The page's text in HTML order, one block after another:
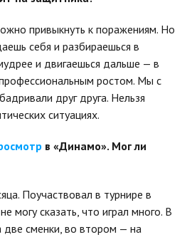
привыкнуть к поражениям. Но
себя и разбираешься в
и двигаешься дальше — в
ростом. Мы с
друг друга. Нельзя
ситуациях.
в «Динамо». Мог ли
Поучаствовал в турнире в
могу сказать, что играл много. В
сменки, во втором — на